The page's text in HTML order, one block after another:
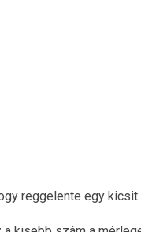
reggelente egy